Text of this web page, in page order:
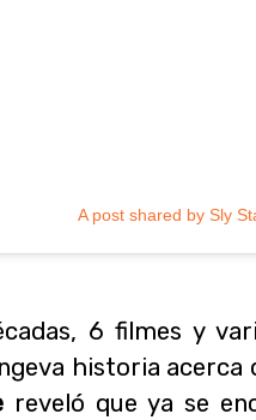
A post shared by Sly
6 filmes y
historia acerca
reveló que ya se